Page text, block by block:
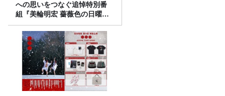
への思いをつなぐ追悼特別番
組『美輪明宏 薔薇色の日曜日
～ごきげんよう、ルンルン
～』8/9（日）16時放送